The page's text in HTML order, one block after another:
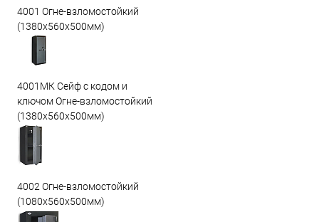
4001 Огне-взломостойкий
(1380х560х500мм)
4001МК Сейф с кодом и
ключом Огне-взломостойкий
(1380х560х500мм)
4002 Огне-взломостойкий
(1080х560х500мм)